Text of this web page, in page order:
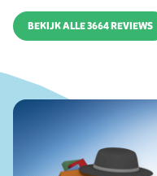
BEKIJK ALLE 3664 REVIEWS